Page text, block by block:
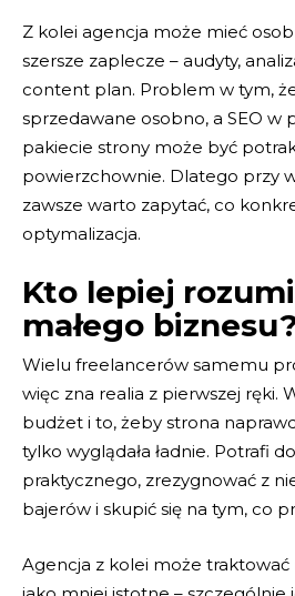
Z kolei agencja może mieć
szersze zaplecze – audyty,
content plan. Problem w tym,
sprzedawane osobno, a SEO w
pakiecie strony może być
powierzchownie. Dlatego przy
zawsze warto zapytać, co
optymalizacja.
Kto lepiej
małego
Wielu freelancerów samemu
więc zna realia z pierwszej ręki.
budżet i to, żeby strona
tylko wyglądała ładnie. Potrafi
praktycznego, zrezygnować z
bajerów i skupić się na tym, co
Agencja z kolei może traktować